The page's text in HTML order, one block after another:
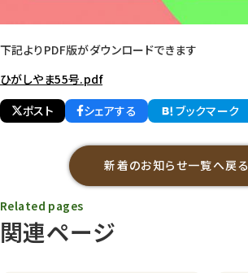
下記よりPDF版がダウンロードできます
ひがしやま55号.pdf
ポスト
シェアする ブックマーク
新着のお知らせ一覧へ戻る
関連ページ
Related pages